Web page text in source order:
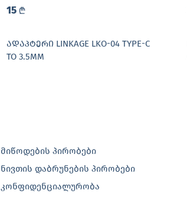
15 L
ᲐᲓᲐᲞᲢᲔᲠᲘ LINKAGE LKO-04 TYPE-C
TO 3.5MM
მიწოდების პირობები
ნივთის დაბრუნების პირობები
კონფიდენციალურობა